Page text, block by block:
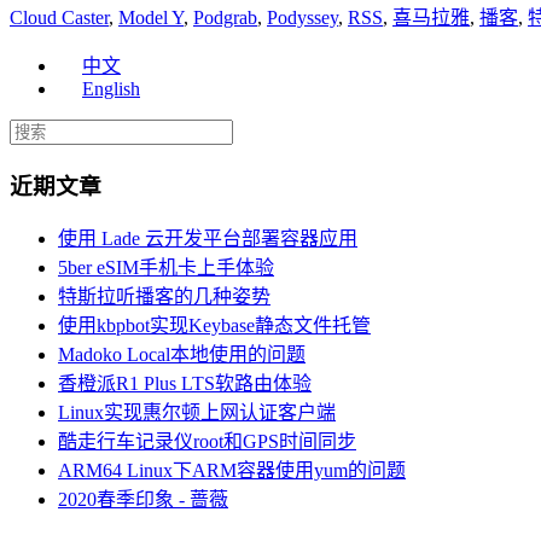
Cloud Caster, Model Y, Podgrab, Podyssey, RSS, 喜马拉雅, 播客,
中文
English
近期文章
使用 Lade 云开发平台部署容器应用
5ber eSIM手机卡上手体验
特斯拉听播客的几种姿势
使用kbpbot实现Keybase静态文件托管
Madoko Local本地使用的问题
香橙派R1 Plus LTS软路由体验
Linux实现惠尔顿上网认证客户端
酷走行车记录仪root和GPS时间同步
ARM64 Linux下ARM容器使用yum的问题
2020春季印象 - 蔷薇